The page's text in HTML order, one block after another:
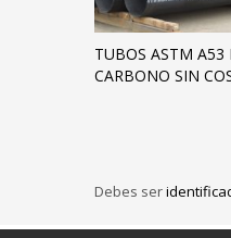
TUBOS ASTM A53
CARBONO SIN
Debes ser